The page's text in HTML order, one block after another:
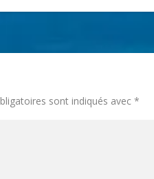
sont indiqués avec*